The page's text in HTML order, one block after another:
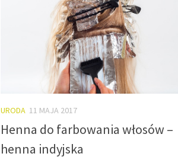
URODA 11 MAJA 2017
Henna do farbowania włosów –
henna indyjska